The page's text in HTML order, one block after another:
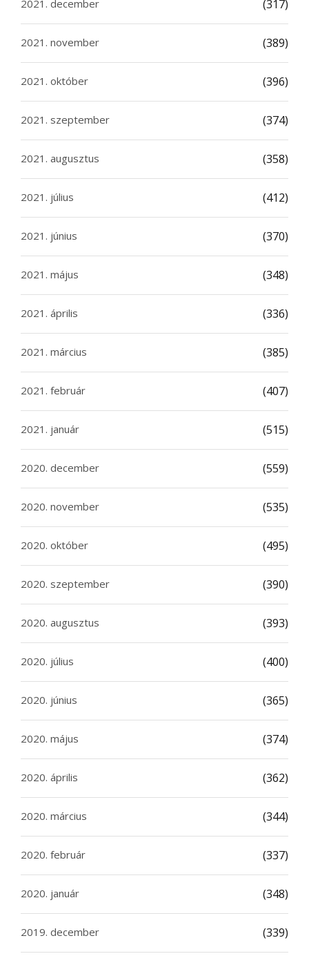
2021. december (317)
2021. november (389)
2021. október (396)
2021. szeptember (374)
2021. augusztus (358)
2021. július (412)
2021. június (370)
2021. május (348)
2021. április (336)
2021. március (385)
2021. február (407)
2021. január (515)
2020. december (559)
2020. november (535)
2020. október (495)
2020. szeptember (390)
2020. augusztus (393)
2020. július (400)
2020. június (365)
2020. május (374)
2020. április (362)
2020. március (344)
2020. február (337)
2020. január (348)
2019. december (339)